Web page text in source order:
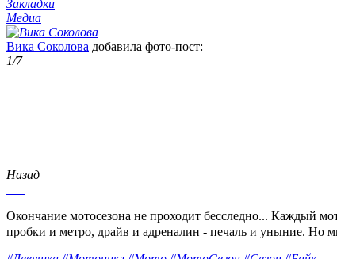
Закладки
Медиа
Вика Соколова добавила фото-пост:
1/7
Назад
Окончание мотосезона не проходит бесследно... Каждый
пробки и метро, драйв и адреналин - печаль и уныние. Но